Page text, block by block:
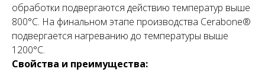
обработки подвергаются действию температур выше
800°С. На финальном этапе производства Cerabone®
подвергается нагреванию до температуры выше
1200°С.
Свойства и преимущества: